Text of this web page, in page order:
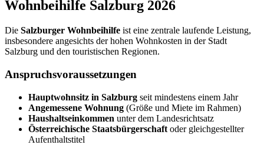
Wohnbeihilfe Salzburg 2026
Die Salzburger Wohnbeihilfe ist eine zentrale laufende Leistung,
insbesondere angesichts der hohen Wohnkosten in der Stadt
Salzburg und den touristischen Regionen.
Anspruchsvoraussetzungen
Hauptwohnsitz in Salzburg seit mindestens einem Jahr
Angemessene Wohnung (Größe und Miete im Rahmen)
Haushaltseinkommen unter dem Landesrichtsatz
Österreichische Staatsbürgerschaft oder gleichgestellter
Aufenthaltstitel